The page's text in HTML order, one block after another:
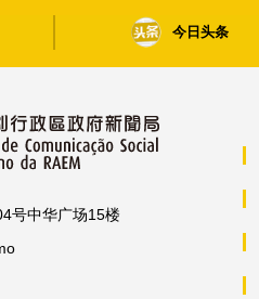
今日头条
号中华广场15楼